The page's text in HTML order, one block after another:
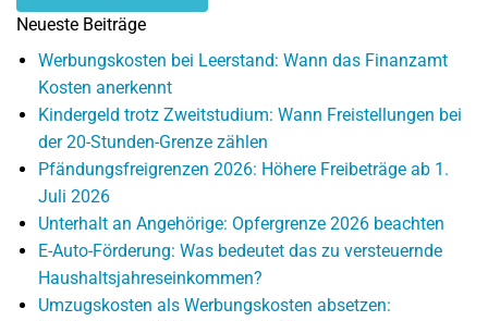
Neueste Beiträge
Werbungskosten bei Leerstand: Wann das Finanzamt
Kosten anerkennt
Kindergeld trotz Zweitstudium: Wann Freistellungen bei
der 20-Stunden-Grenze zählen
Pfändungsfreigrenzen 2026: Höhere Freibeträge ab 1.
Juli 2026
Unterhalt an Angehörige: Opfergrenze 2026 beachten
E-Auto-Förderung: Was bedeutet das zu versteuernde
Haushaltsjahreseinkommen?
Umzugskosten als Werbungskosten absetzen: